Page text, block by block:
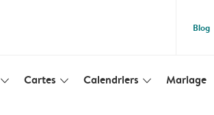
Blog
slim_arrow_down Cartes slim_arrow_down Calendriers slim_arrow_down Mariage